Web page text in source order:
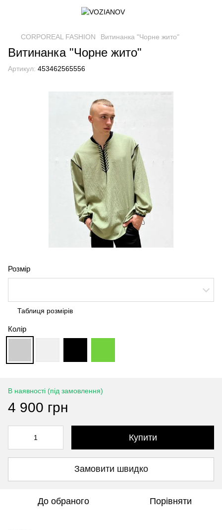
CORPOREAL FASHION Витинанка "Чорне жито"
Витинанка "Чорне жито"
Артикул: 453462565556
Розмір
Таблиця розмірів
Колір
В наявності (під замовлення)
4 900 грн
Купити
Замовити швидко
До обраного Порівняти